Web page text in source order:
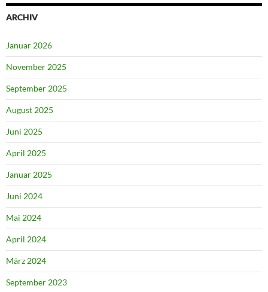
ARCHIV
Januar 2026
November 2025
September 2025
August 2025
Juni 2025
April 2025
Januar 2025
Juni 2024
Mai 2024
April 2024
März 2024
September 2023